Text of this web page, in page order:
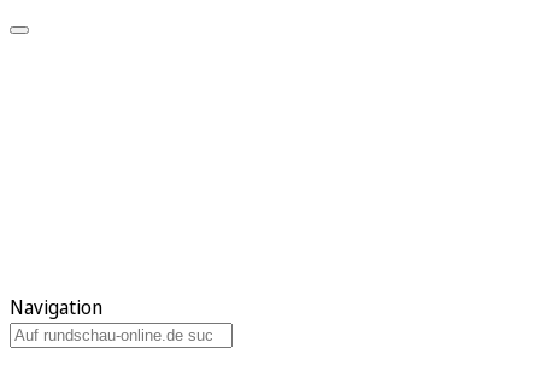
Navigation